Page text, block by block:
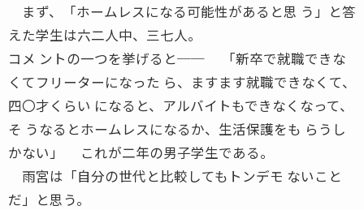
まず、「ホームレスになる可能性があると思 う」と答
えた学生は六二人中、三七人。
コメ ントの一つを挙げると── 「新卒で就職できな
くてフリーターになった ら、ますます就職できなくて、
四〇才くらい になると、アルバイトもできなくなって、
そ うなるとホームレスになるか、生活保護をも らうし
かない」 これが二年の男子学生である。
雨宮は「自分の世代と比較してもトンデモ ないこと
だ」と思う。